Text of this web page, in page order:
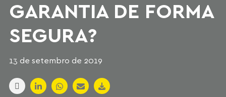
GARANTIA DE FORMA
SEGURA?
13 de setembro de 2019